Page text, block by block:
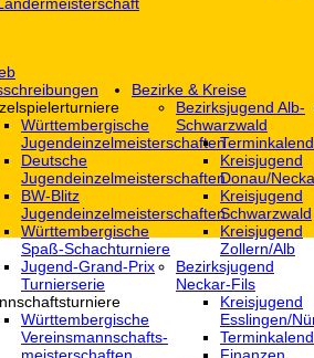
Württembergische
Jugendeinzelmeisterschaften
Deutsche
Jugendeinzelmeisterschaften
BW-Blitz
Jugendeinzelmeisterschaften
Württembergische
Spaß-Schachturniere
Jugend-Grand-Prix
Turnierserie
Württembergische
Vereinsmannschafts-
Bezirke & Kreise
Bezirksjugend Alb-
Schwarzwald
Kreisjugend
Donau/
Kreisjugend
Schwarzwald
Kreisjugend
Zollern/Alb
Bezirksjugend
Neckar-Fils
Kreisjugend
‎Esslingen/